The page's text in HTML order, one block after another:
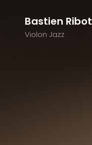
Bastien Ribot
Violon Jazz